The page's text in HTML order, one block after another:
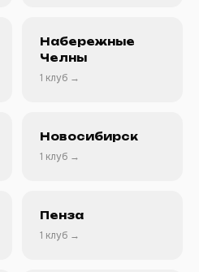
Набережные
Челны
1 клуб →
Новосибирск
1 клуб →
Пенза
1 клуб →